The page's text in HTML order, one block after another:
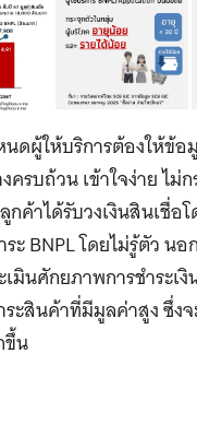
ดผู้ให้บริการต้องให้ข้
รบถ้วน เข้าใจง่าย ไม่
ค้าได้รับวงเงินสินเชื่อ
ะ BNPL โดยไม่รู้ตัว น
มินศักยภาพการชำระเ
ะสินค้าที่มีมูลค่าสูง ซึ่ง
ขึ้น